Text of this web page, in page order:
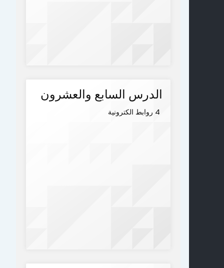
الدرس السابع والعشرون
4 روابط الكترونية